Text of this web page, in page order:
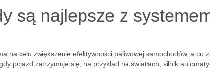
są najlepsze z
na celu zwiększenie efektywności paliwowej samochodów, a co
pojazd zatrzymuje się, na przykład na światłach, silnik